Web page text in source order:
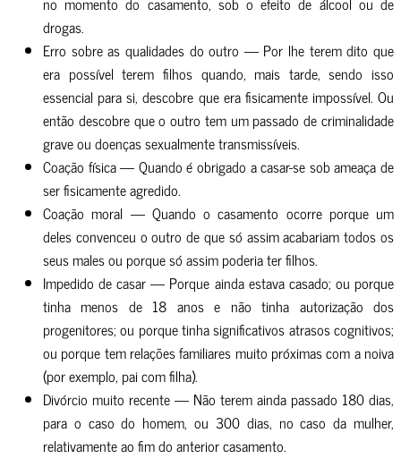
drogas.
Erro sobre as qualidades do outro — Por lhe terem dito que
era possível terem filhos quando, mais tarde, sendo isso
essencial para si, descobre que era fisicamente impossível. Ou
então descobre que o outro tem um passado de criminalidade
grave ou doenças sexualmente transmissíveis.
Coação física — Quando é obrigado a casar-se sob ameaça de
ser fisicamente agredido.
Coação moral — Quando o casamento ocorre porque um
deles convenceu o outro de que só assim acabariam todos os
seus males ou porque só assim poderia ter filhos.
Impedido de casar — Porque ainda estava casado; ou porque
tinha menos de 18 anos e não tinha autorização dos
progenitores; ou porque tinha significativos atrasos cognitivos;
ou porque tem relações familiares muito próximas com a noiva
(por exemplo, pai com filha).
Divórcio muito recente— Não terem ainda passado 180 dias,
para o caso do homem, ou 300 dias, no caso da mulher,
relativamente ao fim do anterior casamento.